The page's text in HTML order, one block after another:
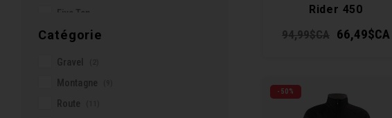
Five Ten
Fizik
Catégorie
Gravel
Montagne
Route
Rider 450
94,99$CA 66,49$CA
-50%